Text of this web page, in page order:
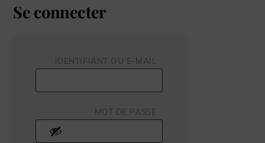
Se connecter
IDENTIFIANT OU E-MAIL
MOT DE PASSE